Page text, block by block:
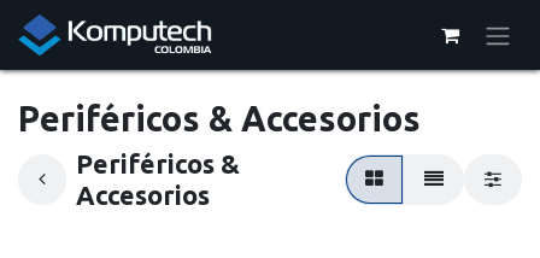
Ir al contenido
Periféricos & Accesorios
Periféricos &
Accesorios